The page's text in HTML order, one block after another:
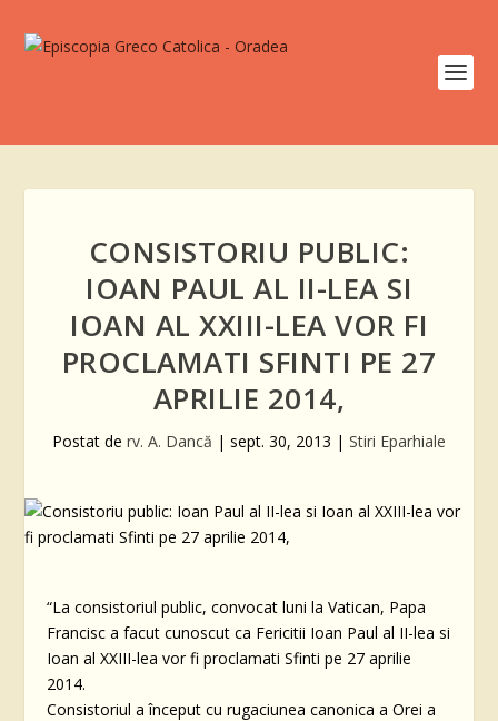
CONSISTORIU PUBLIC:
IOAN PAUL AL II-LEA SI
IOAN AL XXIII-LEA VOR FI
PROCLAMATI SFINTI PE 27
APRILIE 2014,
Postat de rv. A. Dancă | sept. 30, 2013 | Stiri Eparhiale
“La consistoriul public, convocat luni la Vatican, Papa
Francisc a facut cunoscut ca Fericitii Ioan Paul al II-lea si
Ioan al XXIII-lea vor fi proclamati Sfinti pe 27 aprilie
2014.
Consistoriul a început cu rugaciunea canonica a Orei a